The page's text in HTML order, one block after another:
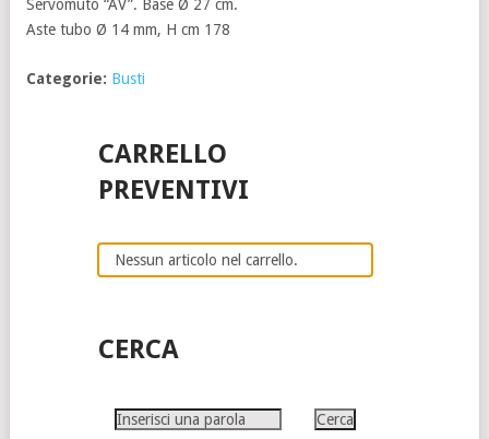
Servomuto “AV”. Base Ø 27 cm.
Aste tubo Ø 14 mm, H cm 178
Categorie: Busti
CARRELLO
PREVENTIVI
Nessun articolo nel carrello.
CERCA